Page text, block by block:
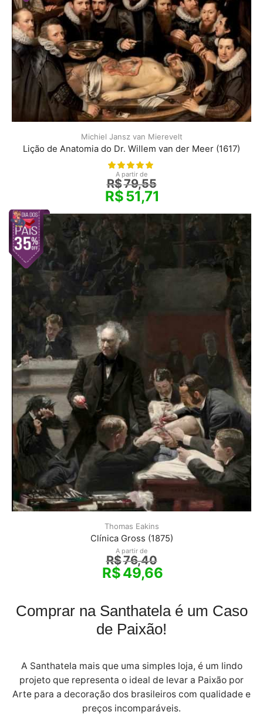
Michiel Jansz van Mierevelt
Lição de Anatomia do Dr. Willem van der Meer (1617)
A partir de
R$79,55
R$51,71
Thomas Eakins
Clínica Gross (1875)
A partir de
R$76,40
R$49,66
Comprar na Santhatela é um Caso
de Paixão!
A Santhatela mais que uma simples loja, é um lindo
projeto que representa o ideal de levar a Paixão por
Arte para a decoração dos brasileiros com qualidade e
preços incomparáveis.